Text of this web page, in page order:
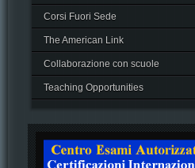
Corsi Fuori Sede
The American Link
Collaborazione con scuole
Teaching Opportunities